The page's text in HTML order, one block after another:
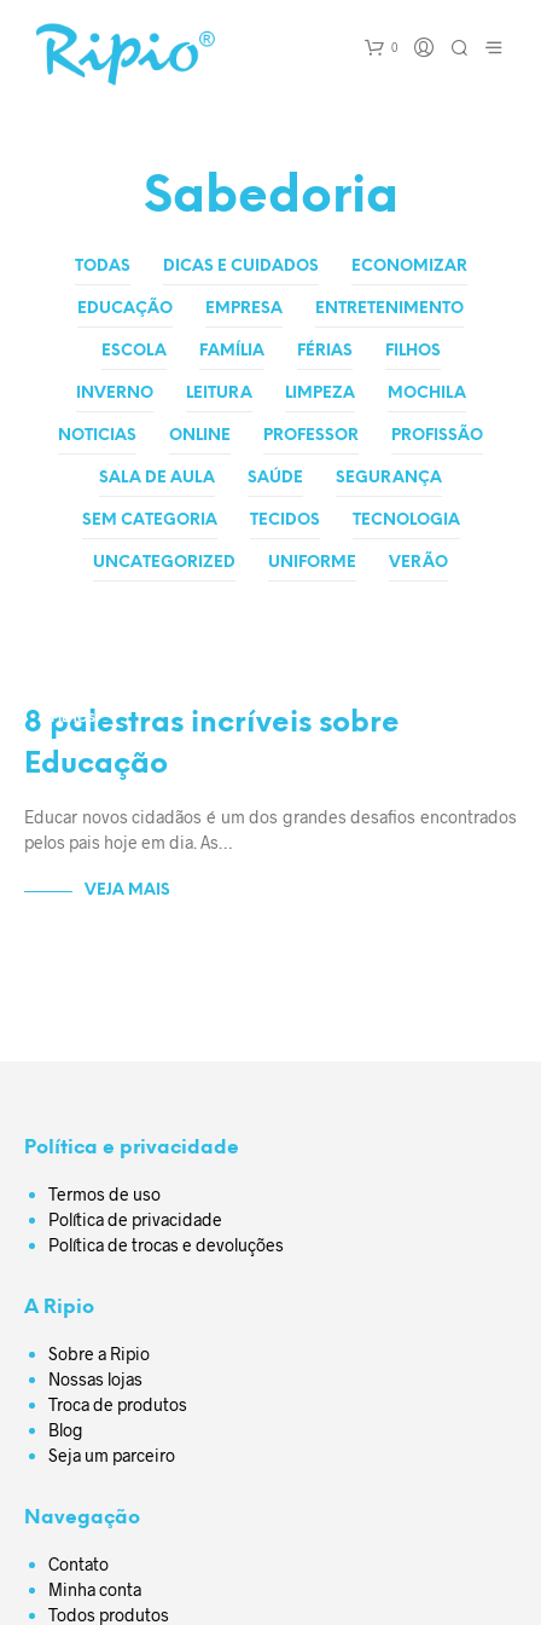
0
Sabedoria
TODAS DICAS E CUIDADOS ECONOMIZAR
EDUCAÇÃO EMPRESA ENTRETENIMENTO
ESCOLA FAMÍLIA FÉRIAS FILHOS
INVERNO LEITURA LIMPEZA MOCHILA
NOTICIAS ONLINE PROFESSOR PROFISSÃO
SALA DE AULA SAÚDE SEGURANÇA
SEM CATEGORIA TECIDOS TECNOLOGIA
UNCATEGORIZED UNIFORME VERÃO
FILHOS
8 palestras incríveis sobre
Educação
Educar novos cidadãos é um dos grandes desafios encontrados
pelos pais hoje em dia. As…
VEJA MAIS
Política e privacidade
Termos de uso
Política de privacidade
Política de trocas e devoluções
A Ripio
Sobre a Ripio
Nossas lojas
Troca de produtos
Blog
Seja um parceiro
Navegação
Contato
Minha conta
Todos produtos